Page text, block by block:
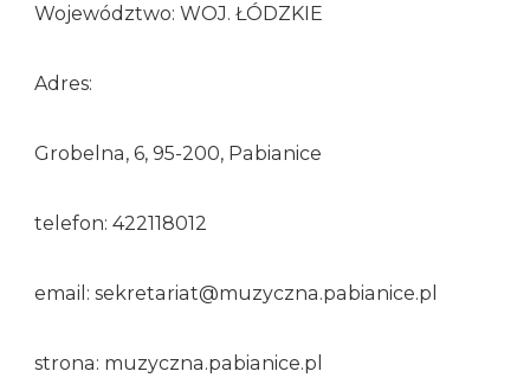
Województwo: WOJ. ŁÓDZKIE
Adres:
Grobelna, 6, 95-200, Pabianice
telefon: 422118012
email: sekretariat@muzyczna.pabianice.pl
strona: muzyczna.pabianice.pl